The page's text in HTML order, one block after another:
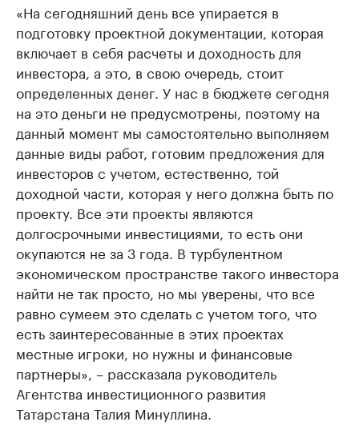
«На сегодняшний день все упирается в
подготовку проектной документации, которая
включает в себя расчеты и доходность для
инвестора, а это, в свою очередь, стоит
определенных денег. У нас в бюджете сегодня
на это деньги не предусмотрены, поэтому на
данный момент мы самостоятельно выполняем
данные виды работ, готовим предложения для
инвесторов с учетом, естественно, той
доходной части, которая у него должна быть по
проекту. Все эти проекты являются
долгосрочными инвестициями, то есть они
окупаются не за 3 года. В турбулентном
экономическом пространстве такого инвестора
найти не так просто, но мы уверены, что все
равно сумеем это сделать с учетом того, что
есть заинтересованные в этих проектах
местные игроки, но нужны и финансовые
партнеры», – рассказала руководитель
Агентства инвестиционного развития
Татарстана Талия Минуллина.